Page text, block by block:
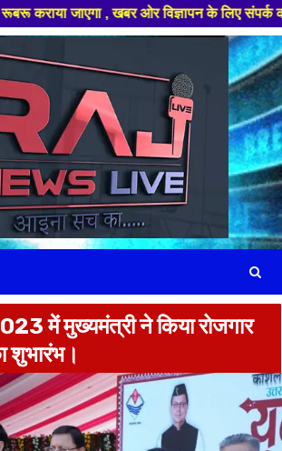
ओर विज्ञापन के लिए संपर्क करे +91 97826
में मुख्यमंत्री ने किया रोजगार
शुभारंभ।